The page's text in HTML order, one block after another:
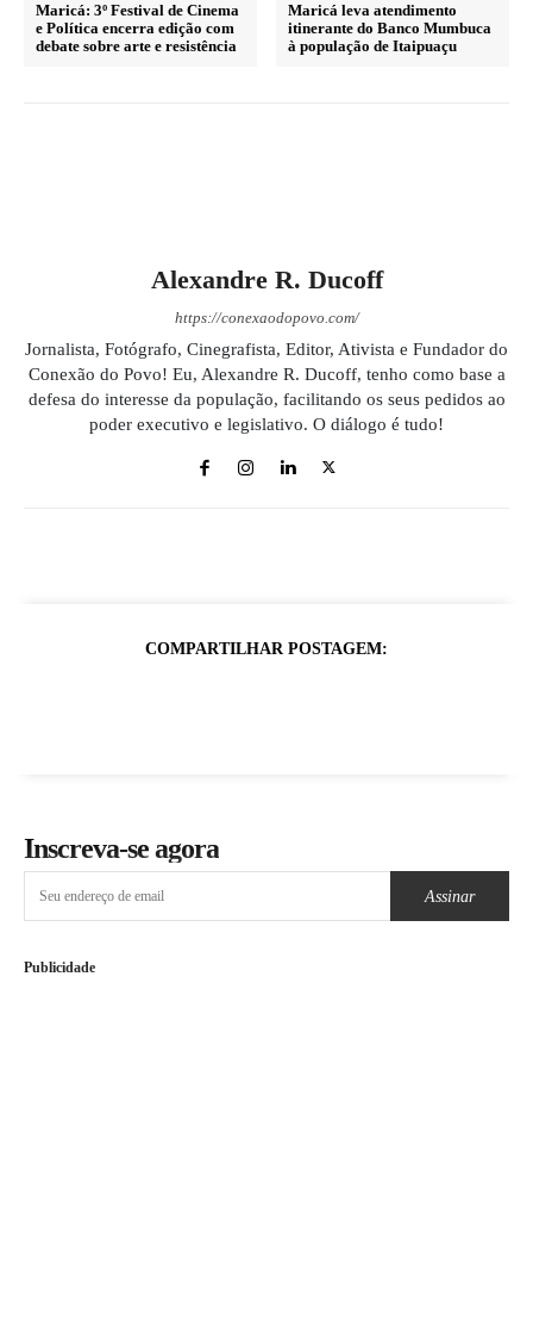
Maricá: 3º Festival de Cinema
e Política encerra edição com
debate sobre arte e resistência
Maricá leva atendimento
itinerante do Banco Mumbuca
à população de Itaipuaçu
Alexandre R. Ducoff
https://conexaodopovo.com/
Jornalista, Fotógrafo, Cinegrafista, Editor, Ativista e Fundador do
Conexão do Povo! Eu, Alexandre R. Ducoff, tenho como base a
defesa do interesse da população, facilitando os seus pedidos ao
poder executivo e legislativo. O diálogo é tudo!
COMPARTILHAR POSTAGEM:
Inscreva-se agora
Assinar
Publicidade